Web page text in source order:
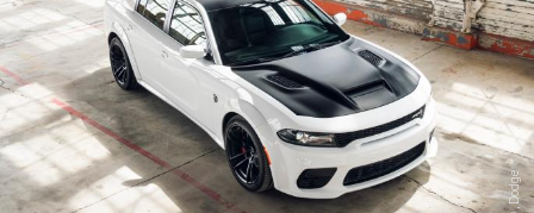
, Dodge